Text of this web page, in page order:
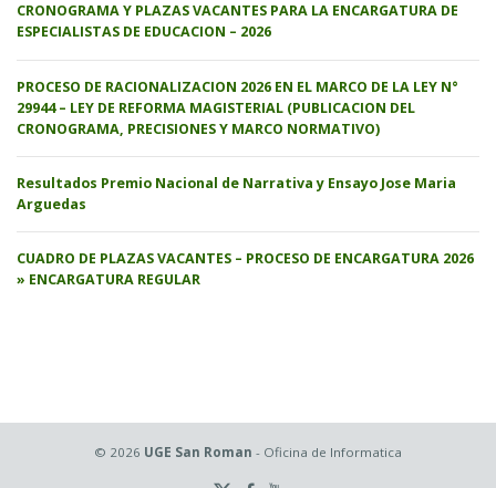
CRONOGRAMA Y PLAZAS VACANTES PARA LA ENCARGATURA DE
ESPECIALISTAS DE EDUCACION – 2026
PROCESO DE RACIONALIZACION 2026 EN EL MARCO DE LA LEY N°
29944 – LEY DE REFORMA MAGISTERIAL (PUBLICACION DEL
CRONOGRAMA, PRECISIONES Y MARCO NORMATIVO)
Resultados Premio Nacional de Narrativa y Ensayo Jose Maria
Arguedas
CUADRO DE PLAZAS VACANTES – PROCESO DE ENCARGATURA 2026
» ENCARGATURA REGULAR
© 2026 UGE San Roman - Oficina de Informatica